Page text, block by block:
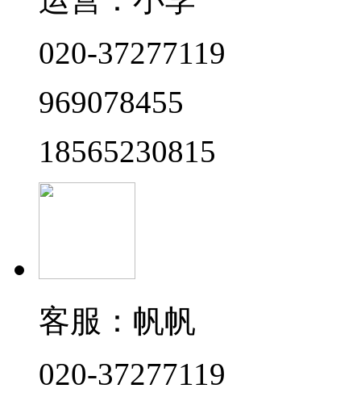
020-37277119
969078455
18565230815
客服：帆帆
020-37277119